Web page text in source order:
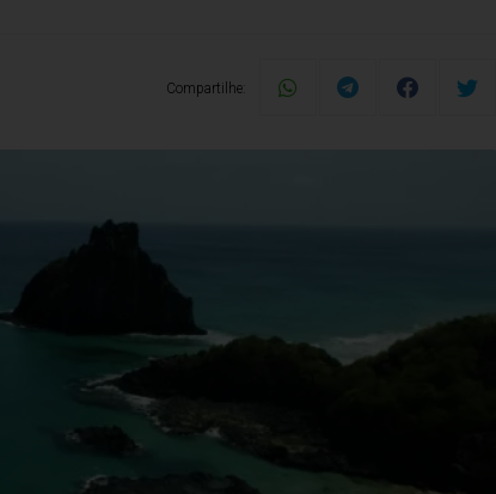
Compartilhe: